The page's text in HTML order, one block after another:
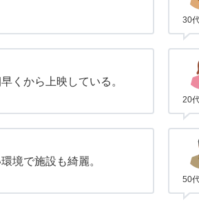
30
くから上映している。
20
境で施設も綺麗。
50